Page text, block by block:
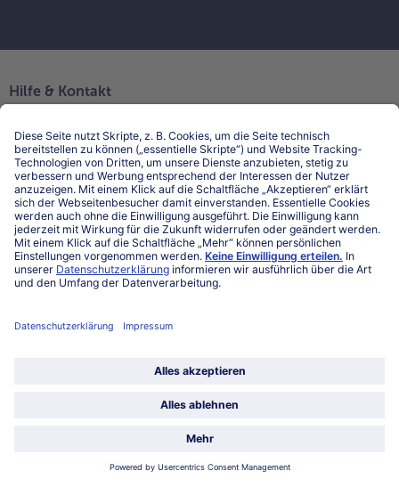
Hilfe & Kontakt
Kontakt
FAQ
Service
Unternehmen